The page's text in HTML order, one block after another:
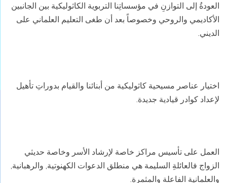
العودةُ إلى التوازنِ في مؤسساتِنا التربوية الكاثوليكية بين الجانبين
الأكاديمي والروحي وخصوصاً بعد أن طغى التعليم العلماني على
الديني.
اختيار عناصر مسيحية كاثوليكية من أبنائنا والقيام بدوراتِ تأهيل
لإعداد كوادر قيادية جديدة.
العمل على تأسيس مراكز خاصة لإرشاد الأسر وخاصة حديثي
الزواج فالعائلةِ السليمة هي منطلق الدعوات الكهنوتية, والرهبانية,
والعلمانية الفاعلة والمثمرة.